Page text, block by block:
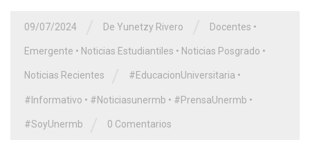
09/07/2024 De Yunetzy Rivero Docentes •
Emergente • Noticias Estudiantiles • Noticias Posgrado •
Noticias Recientes #EducacionUniversitaria •
#Informativo • #Noticiasunermb • #PrensaUnermb •
#SoyUnermb 0 Comentarios